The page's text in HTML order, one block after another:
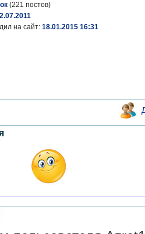
(221 постов)
на сайт: 18.01.2015 16:31